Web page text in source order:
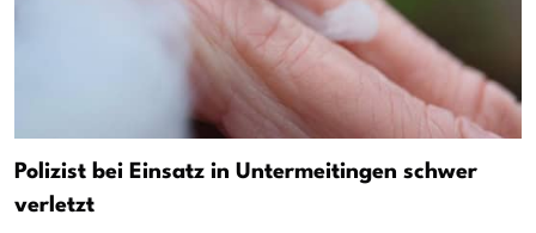
Polizist bei Einsatz in Untermeitingen schwer
verletzt